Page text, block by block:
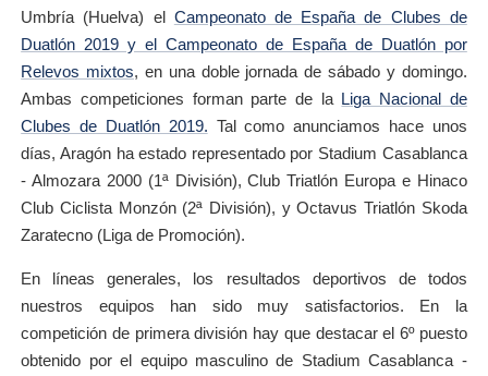
Umbría (Huelva) el Campeonato de España de Clubes de
Duatlón 2019 y el Campeonato de España de Duatlón por
Relevos mixtos, en una doble jornada de sábado y domingo.
Ambas competiciones forman parte de la Liga Nacional de
Clubes de Duatlón 2019. Tal como anunciamos hace unos
días, Aragón ha estado representado por Stadium Casablanca
- Almozara 2000 (1ª División), Club Triatlón Europa e Hinaco
Club Ciclista Monzón (2ª División), y Octavus Triatlón Skoda
Zaratecno (Liga de Promoción).
En líneas generales, los resultados deportivos de todos
nuestros equipos han sido muy satisfactorios. En la
competición de primera división hay que destacar el 6º puesto
obtenido por el equipo masculino de Stadium Casablanca -